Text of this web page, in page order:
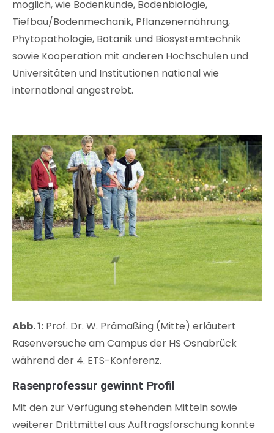
möglich, wie Bodenkunde, Bodenbiologie,
Tiefbau/Bodenmechanik, Pflanzenernährung,
Phytopathologie, Botanik und Biosystemtechnik
sowie Kooperation mit anderen Hochschulen und
Universitäten und Institutionen national wie
international angestrebt.
Abb. 1: Prof. Dr. W. Prämaßing (Mitte) erläutert
Rasenversuche am Campus der HS Osnabrück
während der 4. ETS-Konferenz.
Rasenprofessur gewinnt Profil
Mit den zur Verfügung stehenden Mitteln sowie
weiterer Drittmittel aus Auftragsforschung konnte